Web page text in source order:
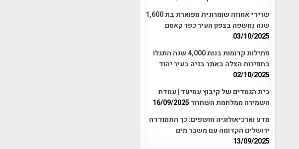
שרידי אחוזה שומרונית מפוארת בת 1,600
שנה נחשפה בצפון העיר כפר קאסם
03/10/2025
פתילות קדומות בנות 4,000 שנה התגלו
בחפירות הצלה באתר בניה בעיר יהוד
02/10/2025
בית הגמדים של קיבוץ עמיעד | עמדת
השמירה ממלחמת השחרור16/09/2025
מדע וארכיאולוגיה חושפים: כך התמודדה
ירושלים הקדומה עם משבר מים
13/09/2025